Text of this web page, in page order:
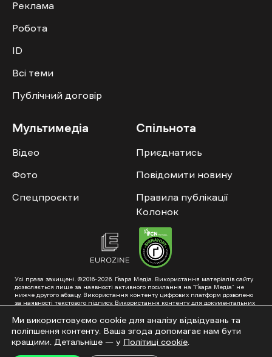
Реклама
Робота
ID
Всі теми
Публічний договір
Мультимедіа
Відео
Фото
Спецпроєкти
Спільнота
Приєднатись
Повідомити новину
Правила публікації
Колонок
Усі права захищені. ©2016-2026. Ґвара Медіа. Використання матеріалів сайту
дозволяється лише за наявності активного посилання на “Ґвара Медіа” не
нижче другого абзацу. Використання контенту цифрових платформ дозволено
за наявності текстового підпису. Використання контенту для документальних
схвалення від редакції.
Суб’єкт у сфері онлайн-медіа; ідентифікатор медіа – R40-01353. Поштова
адреса: ГО «Ґвара Медіа», 61057, Харків, вул. Гоголя, 14, абонентська скринька
№7400
Ми використовуємо cookie для аналізу відвідувань та
поліпшення контенту. Ваша згода допомагає нам бути
кращими. Детальніше — у Політиці cookie